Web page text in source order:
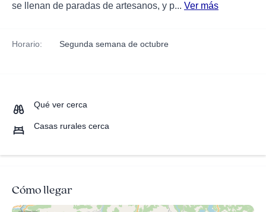
se llenan de paradas de artesanos, y p... Ver más
Horario: Segunda semana de octubre
Qué ver cerca
Casas rurales cerca
Cómo llegar